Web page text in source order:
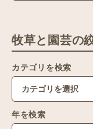
牧草と園芸の
カテゴリを検索
年を検索